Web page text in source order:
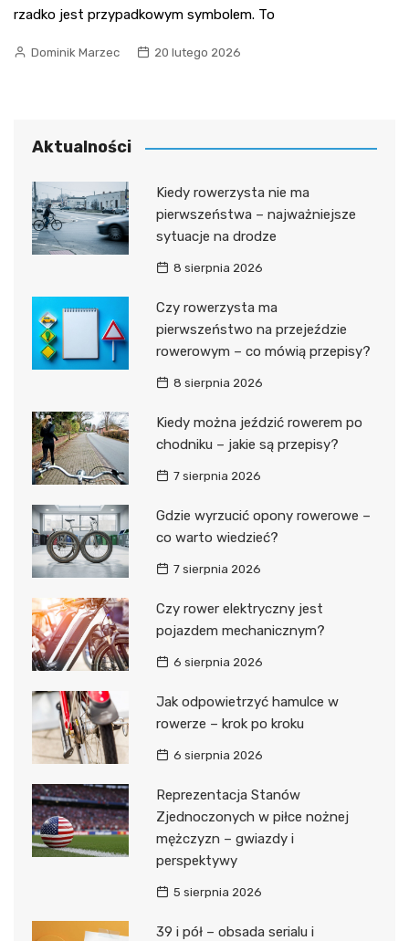
rzadko jest przypadkowym symbolem. To
Dominik Marzec 20 lutego 2026
Aktualności
Kiedy rowerzysta nie ma
pierwszeństwa – najważniejsze
sytuacje na drodze
8 sierpnia 2026
Czy rowerzysta ma
pierwszeństwo na przejeździe
rowerowym – co mówią przepisy?
8 sierpnia 2026
Kiedy można jeździć rowerem po
chodniku – jakie są przepisy?
7 sierpnia 2026
Gdzie wyrzucić opony rowerowe –
co warto wiedzieć?
7 sierpnia 2026
Czy rower elektryczny jest
pojazdem mechanicznym?
6 sierpnia 2026
Jak odpowietrzyć hamulce w
rowerze – krok po kroku
6 sierpnia 2026
Reprezentacja Stanów
Zjednoczonych w piłce nożnej
mężczyzn – gwiazdy i
perspektywy
5 sierpnia 2026
39 i pół – obsada serialu i